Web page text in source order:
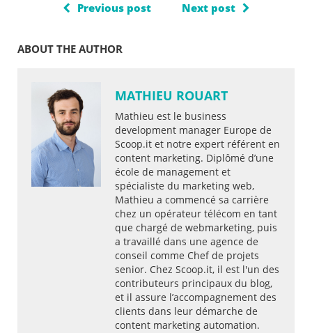
Previous post Next post
ABOUT THE AUTHOR
MATHIEU ROUART
Mathieu est le business
development manager Europe de
Scoop.it et notre expert référent en
content marketing. Diplômé d’une
école de management et
spécialiste du marketing web,
Mathieu a commencé sa carrière
chez un opérateur télécom en tant
que chargé de webmarketing, puis
a travaillé dans une agence de
conseil comme Chef de projets
senior. Chez Scoop.it, il est l'un des
contributeurs principaux du blog,
et il assure l’accompagnement des
clients dans leur démarche de
content marketing automation.